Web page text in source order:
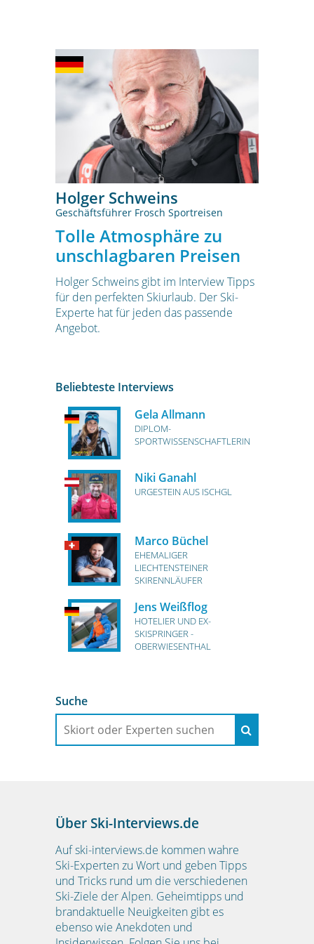
Holger Schweins
Geschäftsführer Frosch Sportreisen
Tolle Atmosphäre zu
unschlagbaren Preisen
Holger Schweins gibt im Interview Tipps
für den perfekten Skiurlaub. Der Ski-
Experte hat für jeden das passende
Angebot.
Beliebteste Interviews
Gela Allmann
DIPLOM-
SPORTWISSENSCHAFTLERIN
Niki Ganahl
URGESTEIN AUS ISCHGL
Marco Büchel
EHEMALIGER
LIECHTENSTEINER
SKIRENNLÄUFER
Jens Weißflog
HOTELIER UND EX-
SKISPRINGER -
OBERWIESENTHAL
Suche
Über Ski-Interviews.de
Auf ski-interviews.de kommen wahre
Ski-Experten zu Wort und geben Tipps
und Tricks rund um die verschiedenen
Ski-Ziele der Alpen. Geheimtipps und
brandaktuelle Neuigkeiten gibt es
ebenso wie Anekdoten und